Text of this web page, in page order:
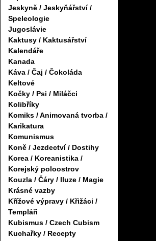
Jeskyně / Jeskyňářství /
Speleologie
Jugoslávie
Kaktusy / Kaktusářství
Kalendáře
Kanada
Káva / Čaj / Čokoláda
Keltové
Kočky / Psi / Miláčci
Kolibříky
Komiks / Animovaná tvorba /
Karikatura
Komunismus
Koně / Jezdectví / Dostihy
Korea / Koreanistika /
Korejský poloostrov
Kouzla / Čáry / Iluze / Magie
Krásné vazby
Křížové výpravy / Křižáci /
Templáři
Kubismus / Czech Cubism
Kuchařky / Recepty